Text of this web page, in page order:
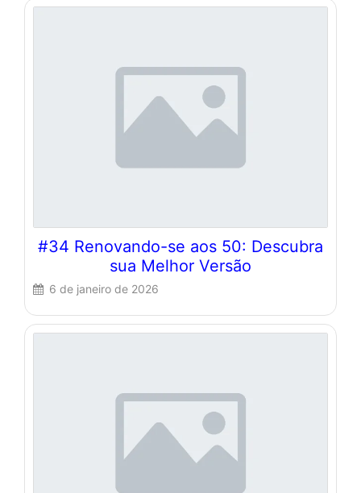
#34 Renovando-se aos 50: Descubra
sua Melhor Versão
6 de janeiro de 2026